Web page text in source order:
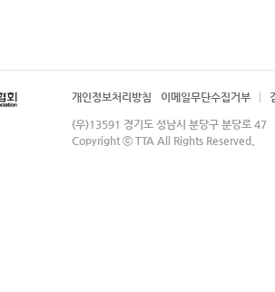
개인정보처리방침 이메일무단수집거부
(우)13591 경기도 성남시 분당구 분당로
Copyright ⓒ TTA All Rights Reserved.